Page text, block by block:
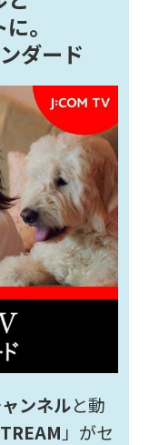
。
ダード
ンネルと動
」がセ